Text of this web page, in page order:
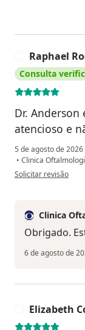
Raphael
Consulta
Dr.
atencioso e
5 de agosto de 2026
• Clinica
na opinião do
Solicitar revisão
Clinica
Obrigado.
6 de agosto de
Elizabeth